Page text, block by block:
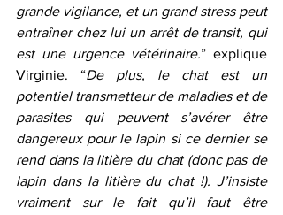
grande vigilance, et un grand stress peut
entraîner chez lui un arrêt de transit, qui
est une urgence vétérinaire.” explique
Virginie. “De plus, le chat est un
potentiel transmetteur de maladies et de
parasites qui peuvent s’avérer être
dangereux pour le lapin si ce dernier se
rend dans la litière du chat (donc pas de
lapin dans la litière du chat !). J’insiste
vraiment sur le fait qu’il faut être